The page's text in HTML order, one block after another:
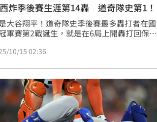
炸季後賽生涯第14轟 道奇隊史第1！
大谷翔平！道奇隊史季後賽最多轟打者在國
軍賽第2戰誕生，就是在6局上開轟打回保險
的第14轟，超越透納（Justin Turner）、席
奇隊史第1。
10/15 02:36